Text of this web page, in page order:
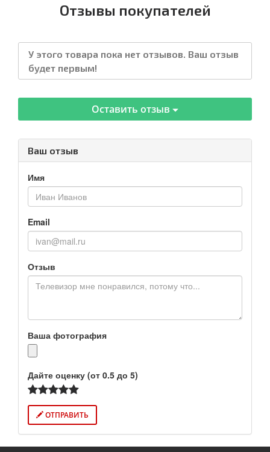
Отзывы покупателей
У этого товара пока нет отзывов. Ваш отзыв
будет первым!
Оставить отзыв
Ваш отзыв
Имя
Email
Отзыв
Ваша фотография
Дайте оценку (от 0.5 до 5)
ОТПРАВИТЬ